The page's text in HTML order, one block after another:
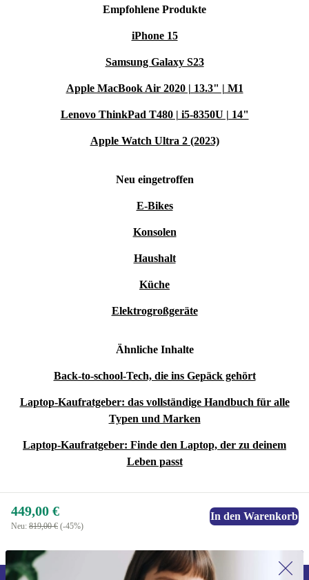
Empfohlene Produkte
iPhone 15
Samsung Galaxy S23
Apple MacBook Air 2020 | 13.3" | M1
Lenovo ThinkPad T480 | i5-8350U | 14"
Apple Watch Ultra 2 (2023)
Neu eingetroffen
E-Bikes
Konsolen
Haushalt
Küche
Elektrogroßgeräte
Ähnliche Inhalte
Back-to-school-Tech, die ins Gepäck gehört
Laptop-Kaufratgeber: das vollständige Handbuch für alle
Typen und Marken
Laptop-Kaufratgeber: Finde den Laptop, der zu deinem
Leben passt
449,00 €
Neu: 819,00 € (-45%)
In den Warenkorb